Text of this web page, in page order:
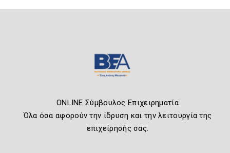
ONLINE Σύμβουλος Επιχειρηματία
Όλα όσα αφορούν την ίδρυση και την λειτουργία της
επιχείρησής σας.